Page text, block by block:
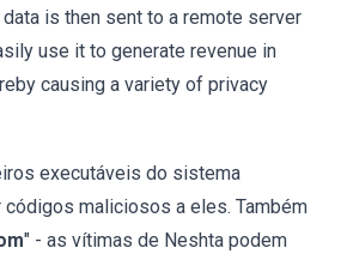
is then sent to a remote server
use it to generate revenue in
causing a variety of privacy
executáveis do sistema
códigos maliciosos a eles. Também
" - as vítimas de Neshta podem